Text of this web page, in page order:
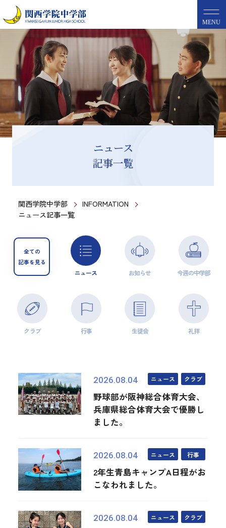
MENU
ニュース
記事一覧
関西学院中学部
INFORMATION
ニュース記事一覧
全ての
記事を見る
ニュース お知らせ 今週の中学部
クラブ 行事 生徒会 礼拝
2026.08.04 ニュース クラブ
野球部が阪神総合体育大会、
兵庫県総合体育大会で優勝し
ました。
2026.08.04 ニュース 行事
2年生青島キャンプA日程がお
こなわれました。
2026.08.04 ニュース クラブ